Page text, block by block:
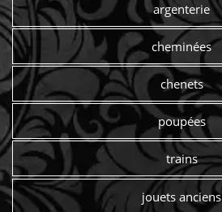
argenterie
cheminées
chenets
poupées
trains
jouets anciens